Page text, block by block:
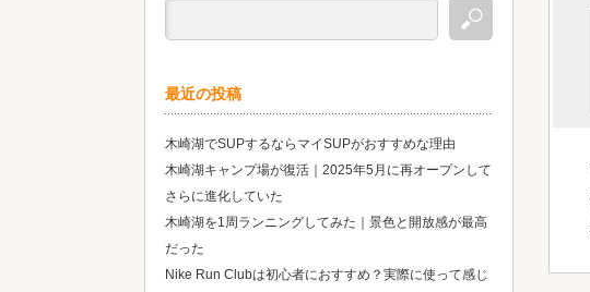
最近の投稿
木崎湖でSUPするならマイSUPがおすすめな理由
木崎湖キャンプ場が復活｜2025年5月に再オープンして
さらに進化していた
木崎湖を1周ランニングしてみた｜景色と開放感が最高
だった
Nike Run Clubは初心者におすすめ？実際に使って感じ